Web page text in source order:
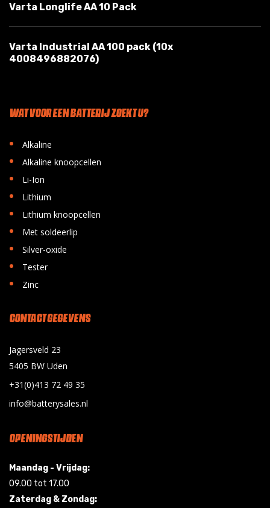
Varta Longlife AA 10 Pack
Varta Industrial AA 100 pack (10x
4008496882076)
WAT VOOR EEN BATTERIJ ZOEKT U?
• Alkaline
• Alkaline knoopcellen
• Li-Ion
• Lithium
• Lithium knoopcellen
• Met soldeerlip
• Silver-oxide
• Tester
• Zinc
CONTACT GEGEVENS
Jagersveld 23
5405 BW Uden
+31(0)413 72 49 35
info@batterysales.nl
OPENINGSTIJDEN
Maandag - Vrijdag:
09.00 tot 17.00
Zaterdag & Zondag: